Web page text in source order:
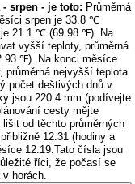
- srpen - je toto: Průměrná
srpen je 33.8 ℃
21.1 ℃ (69.98 ℉). Na
vyšší teploty, průměrná
℉). Na konci měsíce
průměrná nejvyšší teplota
počet deštivých dnů v
jsou 220.4 mm (podívejte
cesty mějte
od těchto průměrných
12:31 (hodiny a
12:19.Tato čísla jsou
říci, že počasí se
horách.